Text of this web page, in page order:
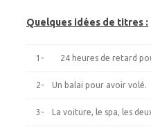
Quelques idées de titres :
1- 24 heures de retard
2- Un balai pour avoir volé.
3- La voiture, le spa, les